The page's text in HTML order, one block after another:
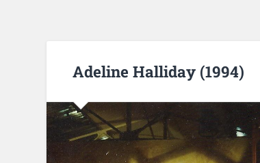
Adeline Halliday (1994)